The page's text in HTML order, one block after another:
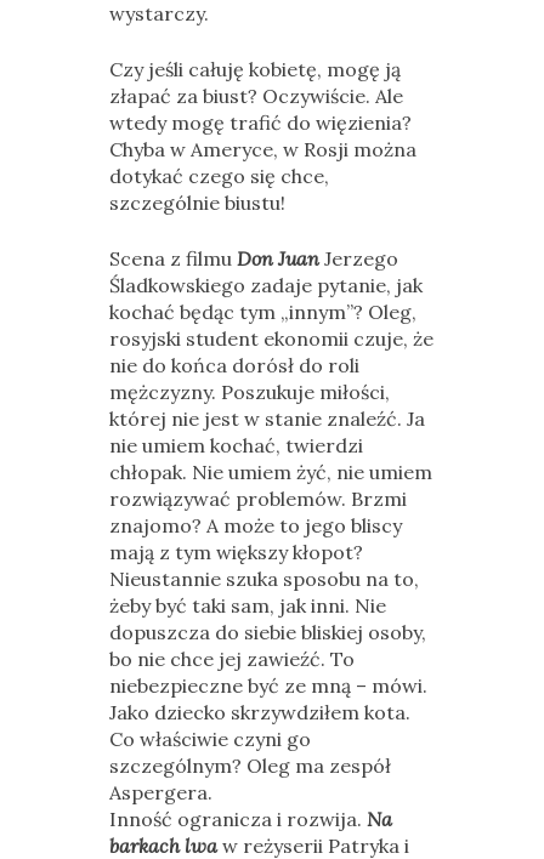
wystarczy.
Czy jeśli całuję kobietę, mogę ją
złapać za biust? Oczywiście. Ale
wtedy mogę trafić do więzienia?
Chyba w Ameryce, w Rosji można
dotykać czego się chce,
szczególnie biustu!
Scena z filmu Don JuanJerzego
Śladkowskiego zadaje pytanie, jak
kochać będąc tym „innym”? Oleg,
rosyjski student ekonomii czuje, że
nie do końca dorósł do roli
mężczyzny. Poszukuje miłości,
której nie jest w stanie znaleźć. Ja
nie umiem kochać, twierdzi
chłopak. Nie umiem żyć, nie umiem
rozwiązywać problemów. Brzmi
znajomo? A może to jego bliscy
mają z tym większy kłopot?
Nieustannie szuka sposobu na to,
żeby być taki sam, jak inni. Nie
dopuszcza do siebie bliskiej osoby,
bo nie chce jej zawieźć. To
niebezpieczne być ze mną – mówi.
Jako dziecko skrzywdziłem kota.
Co właściwie czyni go
szczególnym? Oleg ma zespół
Aspergera.
Inność ogranicza i rozwija. Na
barkach lwa w reżyserii Patryka i